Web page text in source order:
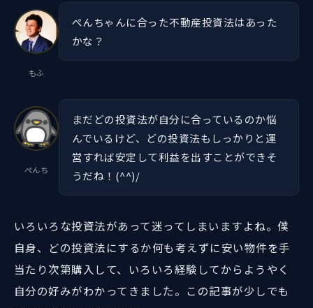
もふ
ぺんちゃんに合った不動産投資法はあった
かな？
ぺんち
まだどの投資法が自分に合っているのか悩
んでいるけど、どの投資法もしっかりと運
営すれば安定して利益を出すことができそ
うだね！(^^)/
いろいろな投資法があって迷ってしまいますよね。僕
自身、どの投資法にするか何も考えずに安い物件を手
当たり次第購入して、いろいろ経験してからようやく
自分の好みがわかってきました。この記事が少しでも